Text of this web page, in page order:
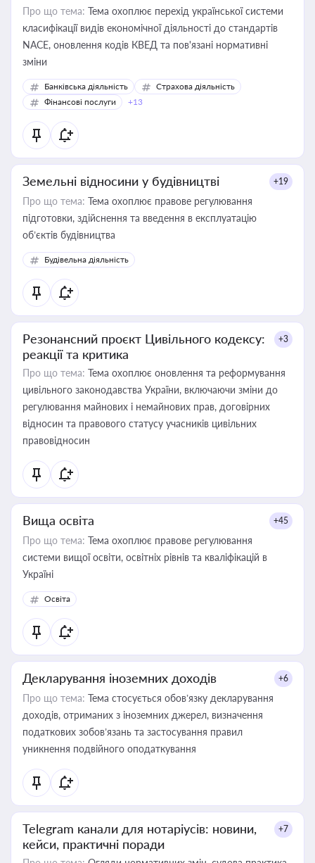
Про що тема: Тема охоплює перехід української системи
класифікації видів економічної діяльності до стандартів
NACE, оновлення кодів КВЕД та пов'язані нормативні
зміни
Банківська діяльність
Страхова діяльність
Фінансові послуги
+13
Земельні відносини у будівництві +19
Про що тема: Тема охоплює правове регулювання
підготовки, здійснення та введення в експлуатацію
об’єктів будівництва
Будівельна діяльність
Резонансний проєкт Цивільного кодексу:
реакції та критика
+3
Про що тема: Тема охоплює оновлення та реформування
цивільного законодавства України, включаючи зміни до
регулювання майнових і немайнових прав, договірних
відносин та правового статусу учасників цивільних
правовідносин
Вища освіта +45
Про що тема: Тема охоплює правове регулювання
системи вищої освіти, освітніх рівнів та кваліфікацій в
Україні
Освіта
Декларування іноземних доходів +6
Про що тема: Тема стосується обов’язку декларування
доходів, отриманих з іноземних джерел, визначення
податкових зобов’язань та застосування правил
уникнення подвійного оподаткування
Telegram канали для нотаріусів: новини,
кейси, практичні поради
+7